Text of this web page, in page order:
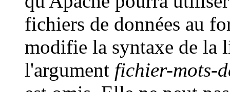
fichiers de données au
modifie la syntaxe de la
l'argument fichier-mots-